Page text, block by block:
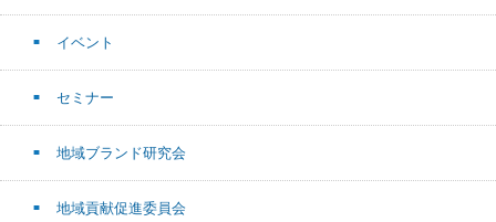
イベント
セミナー
地域ブランド研究会
地域貢献促進委員会